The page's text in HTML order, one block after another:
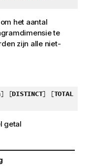
het aantal
te
zijn alle niet-
[DISTINCT] [TOTAL
getal